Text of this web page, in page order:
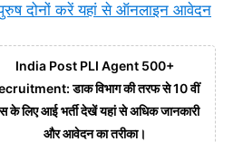
पुरुष दोनों करें यहां से ऑनलाइन आवेदन
India Post PLI Agent 500+
डाक विभाग की तरफ से 10 वीं
के लिए आई भर्ती देखें यहां से अधिक जानकारी
और आवेदन का तरीका।